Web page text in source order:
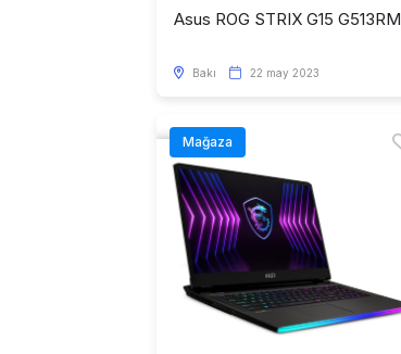
Asus ROG STRIX G15 G513RM
Bakı 22 may 2023
Mağaza